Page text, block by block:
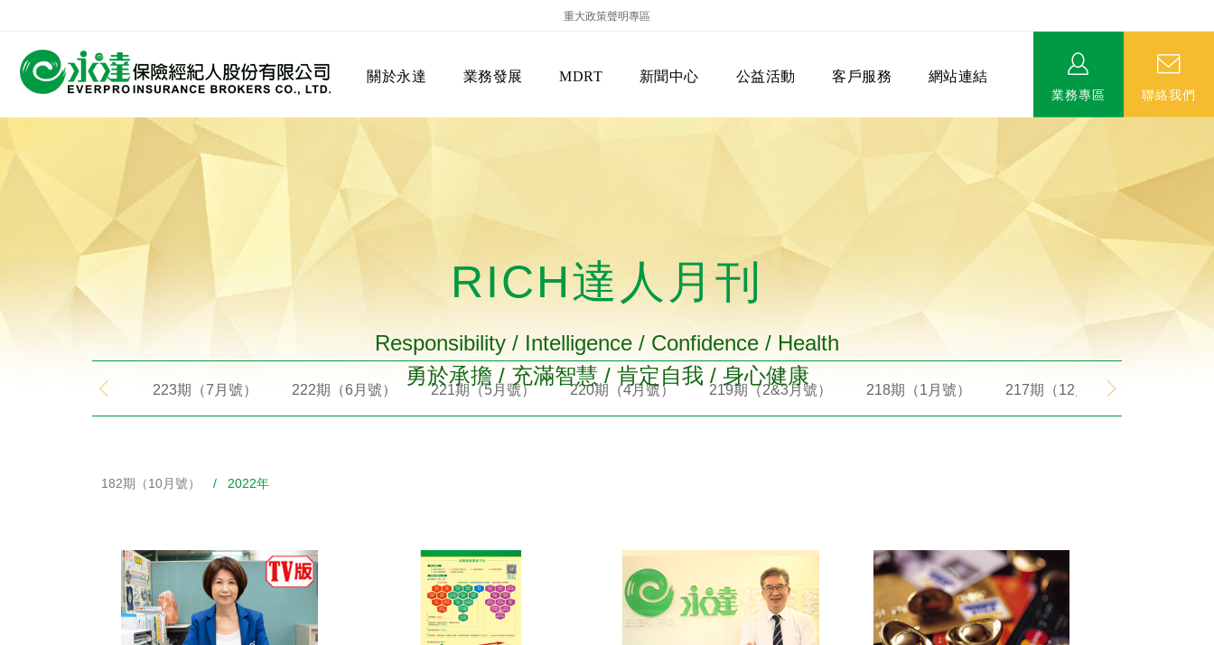
重大政策聲明專區
關於永達
關於永達
業務發展
業務發展
MDRT
MDRT
新聞中心 公益活動 客戶服務
客戶服務
網站連結
網站連結
業務專區 聯絡我們
223期（7月號） 222期（6月號） 221期（5月號） 220期（4月號） 219期（2&3月號） 218期（1月號） 217期（12月號）
RICH達人月刊
Responsibility / Intelligence / Confidence / Health
勇於承擔 / 充滿智慧 / 肯定自我 / 身心健康
182期（10月號） / 2022年